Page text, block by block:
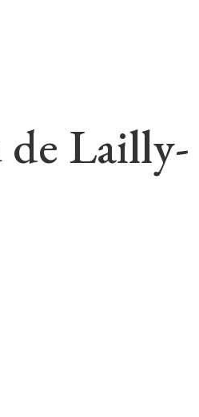
de Lailly-